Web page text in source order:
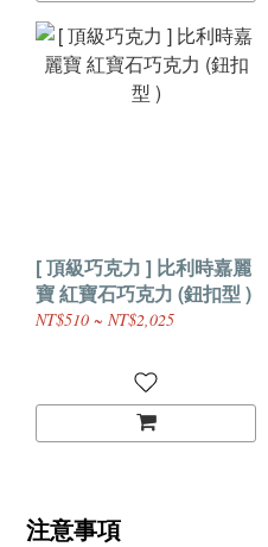
[ 頂級巧克力 ] 比利時嘉麗
寶 紅寶石巧克力 (鈕扣型 )
NT$510 ~ NT$2,025
注意事項